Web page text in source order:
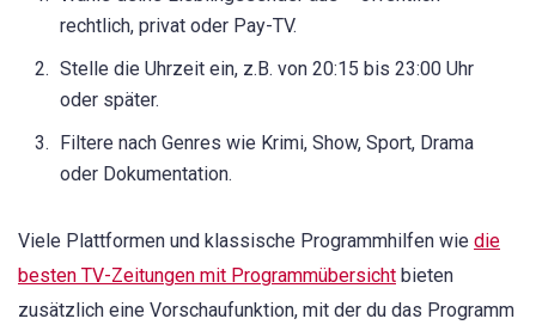
rechtlich, privat oder Pay-TV.
Stelle die Uhrzeit ein, z.B. von 20:15 bis 23:00 Uhr
oder später.
Filtere nach Genres wie Krimi, Show, Sport, Drama
oder Dokumentation.
Viele Plattformen und klassische Programmhilfen wie die
besten TV-Zeitungen mit Programmübersicht bieten
zusätzlich eine Vorschaufunktion, mit der du das Programm